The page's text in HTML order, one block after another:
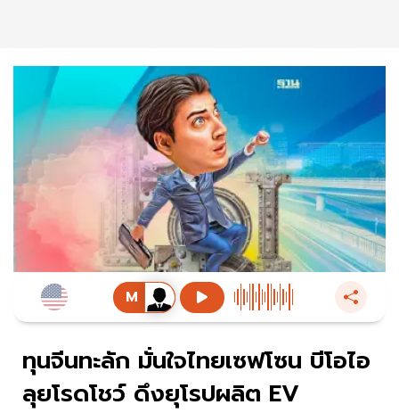
ทุนจีนทะลัก มั่นใจไทยเซฟโซน บีโอไอ
ลุยโรดโชว์ ดึงยุโรปผลิต EV